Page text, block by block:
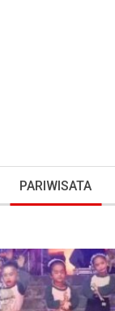
PARIWISATA